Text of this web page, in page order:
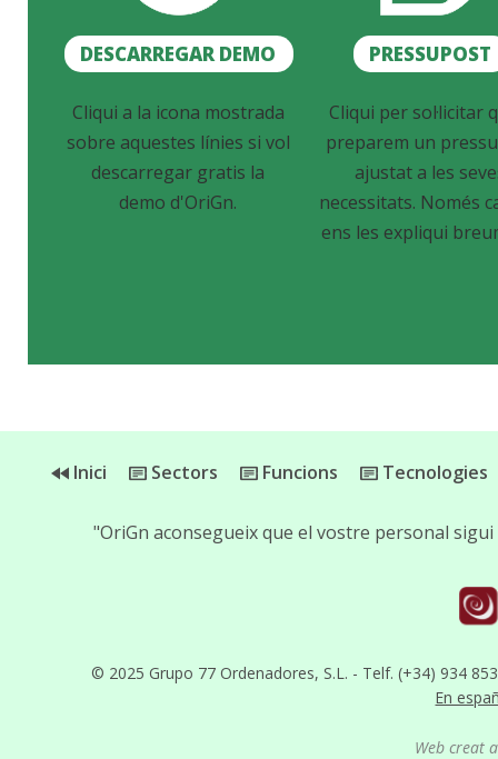
DESCARREGAR DEMO PRESSUPOST
Cliqui a la icona mostrada
sobre aquestes línies si vol
descarregar gratis la
demo d'OriGn.
Cliqui per sol·licitar
preparem un
ajustat a les
necessitats. Només
ens les expliqui
Inici Sectors Funcions Tecnologies
© 2025 Grupo 77 Ordenadores, S.L. - Telf. (+34) 934
En
"OriGn aconsegueix que el vostre personal
Web creat